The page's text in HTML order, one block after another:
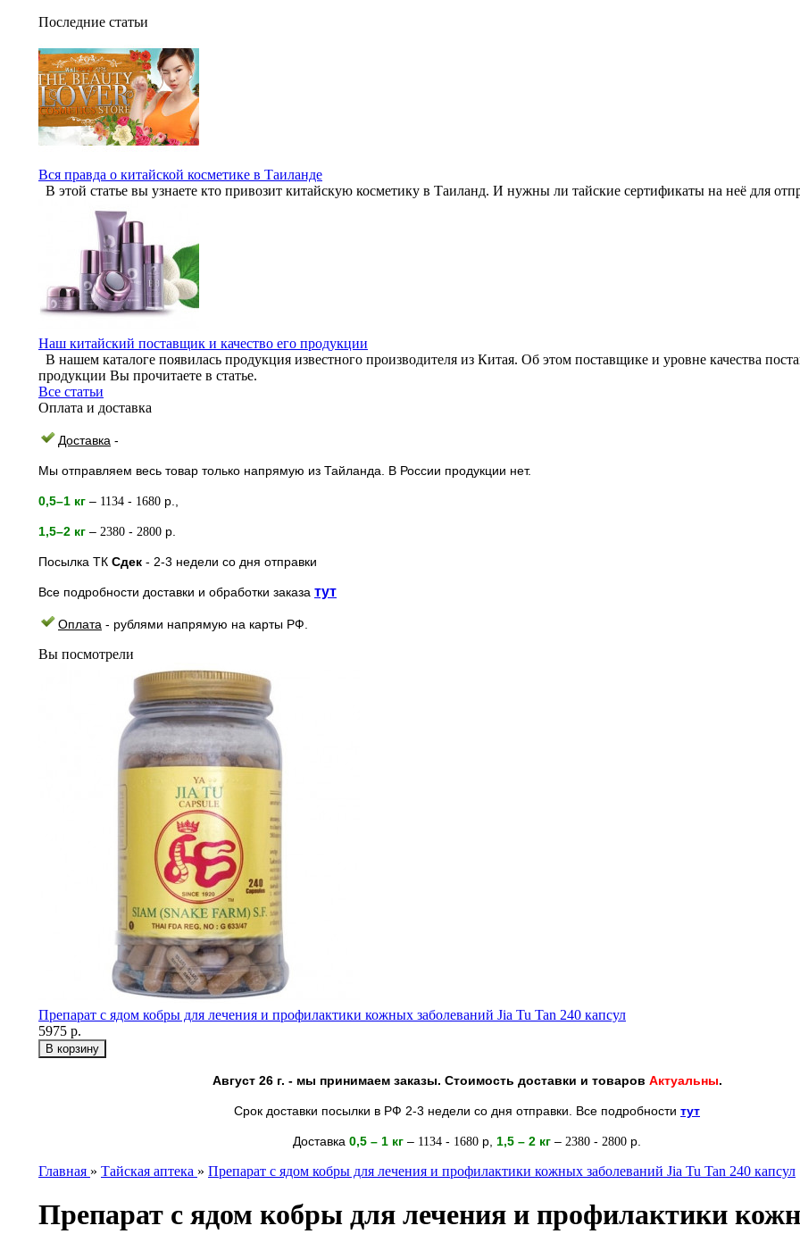
Последние статьи
Вся правда о китайской косметике в Таиланде
В этой статье вы узнаете кто привозит китайскую косметику в Таиланд. И нужны ли тайские сертификаты на неё для
Наш китайский поставщик и качество его продукции
В нашем каталоге появилась продукция известного производителя из Китая. Об этом поставщике и уровне качества
продукции Вы прочитаете в статье.
Все статьи
Оплата и доставка
Доставка -
Мы отправляем весь товар только напрямую из Тайланда. В России продукции нет.
0,5–1 кг – 1134 - 1680 р.,
1,5–2 кг – 2380 - 2800 р.
Посылка ТК Сдек - 2-3 недели со дня отправки
Все подробности доставки и обработки заказа тут
Оплата - рублями напрямую на карты РФ.
Вы посмотрели
Препарат c ядом кобры для лечения и профилактики кожных заболеваний Jia Tu Tan 240 капсул
5975 р.
Август 26 г. - мы принимаем заказы. Стоимость доставки и товаров Актуальны.
Срок доставки посылки в РФ 2-3 недели со дня отправки. Все подробности тут
Доставка 0,5 – 1 кг – 1134 - 1680 р 1,5 – 2 кг – 2380 - 2800 р.
Главная » Тайская аптека » Препарат c ядом кобры для лечения и профилактики кожных заболеваний Jia Tu Tan 240 капсул
Препарат c ядом кобры для лечения и профилактики